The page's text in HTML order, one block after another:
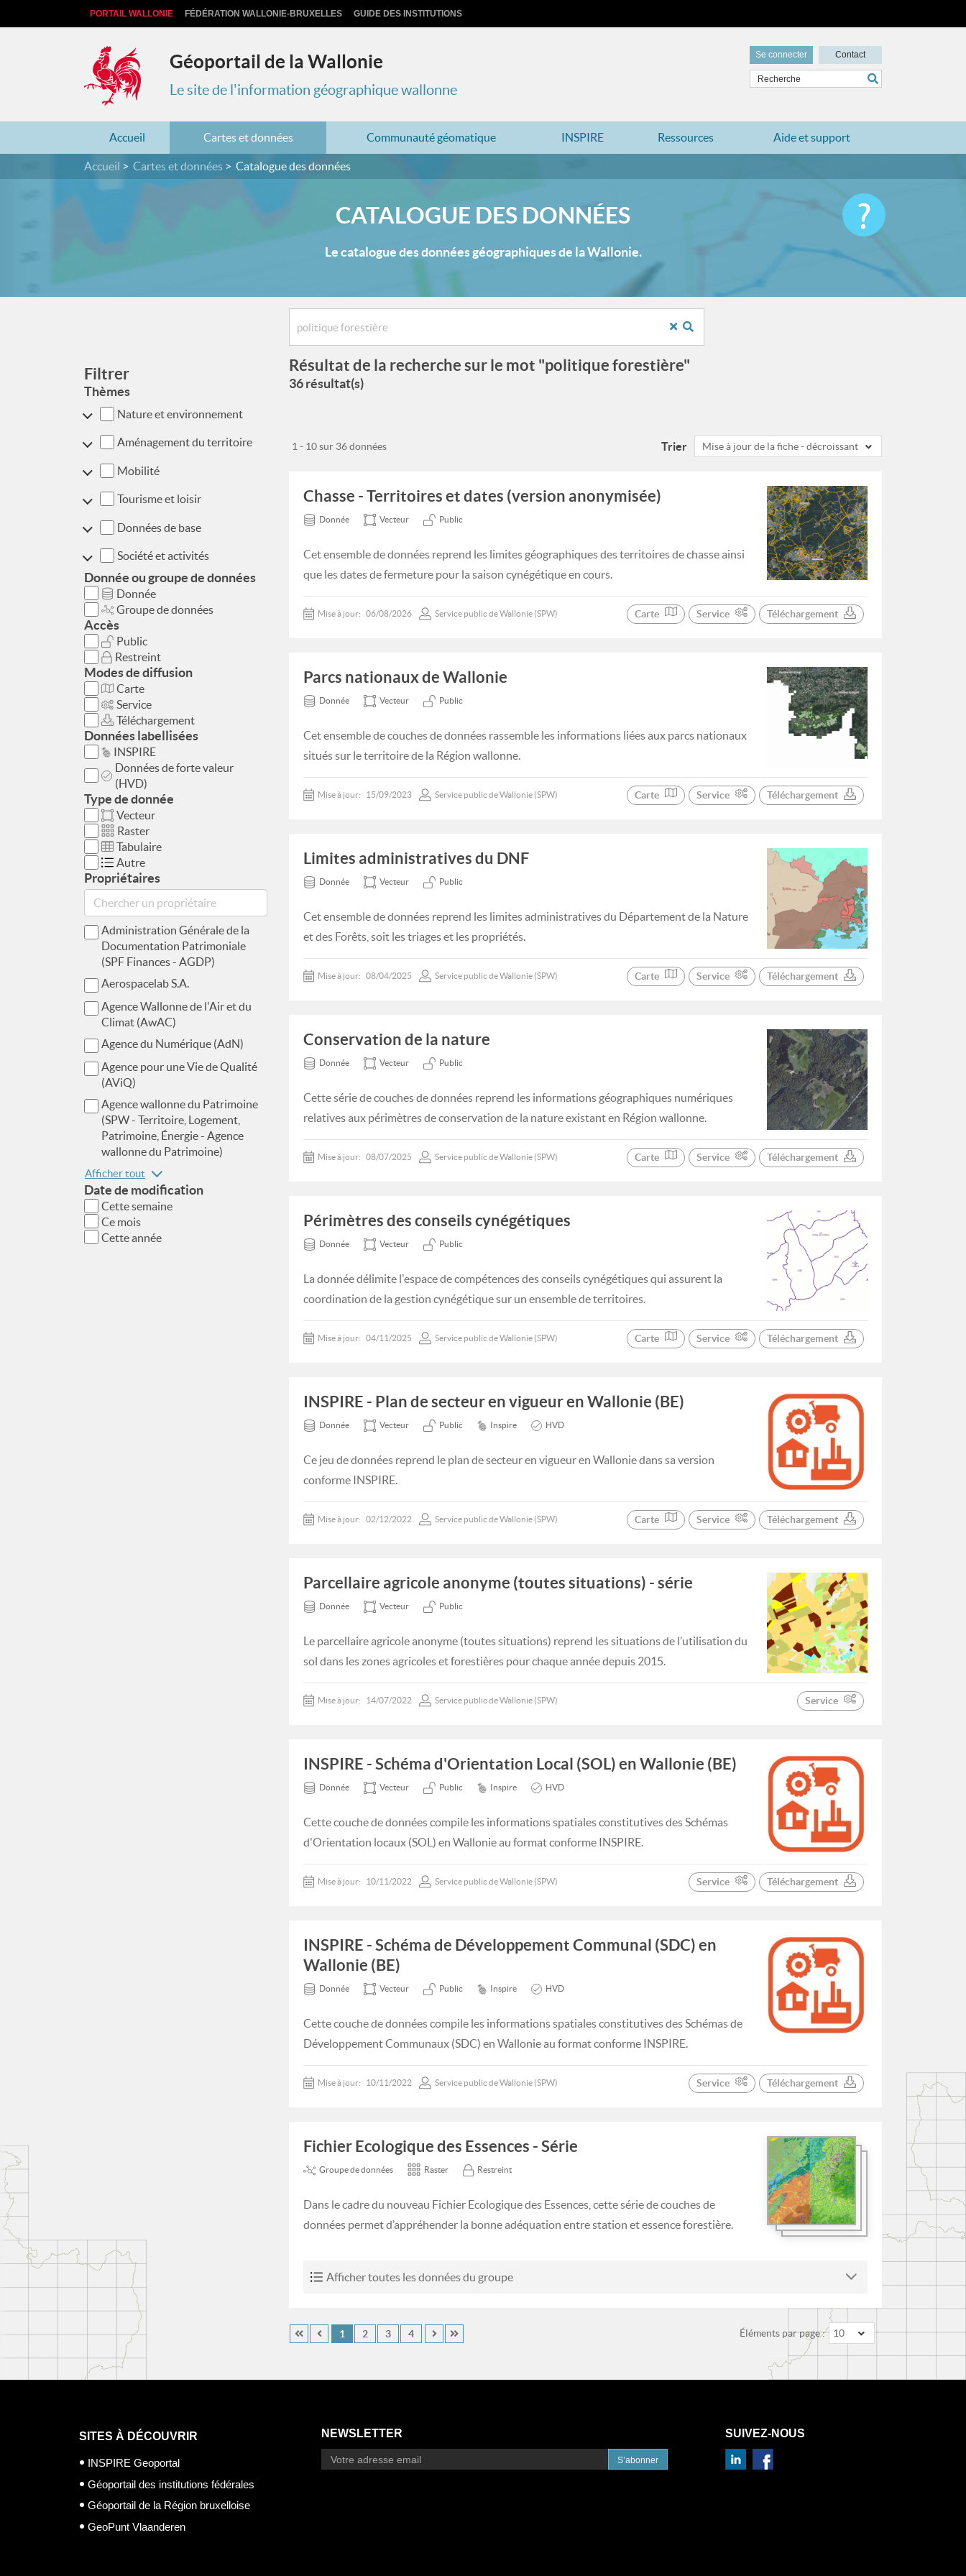
PORTAIL WALLONIE FÉDÉRATION WALLONIE-BRUXELLES GUIDE DES INSTITUTIONS
Géoportail de la Wallonie
Le site de l'information géographique wallonne
Se connecter Contact
Accueil Cartes et données Communauté géomatique INSPIRE Ressources Aide et support
Accueil Cartes et données Catalogue des données
CATALOGUE DES DONNÉES
Le catalogue des données géographiques de la Wallonie.
Filtrer
Thèmes
Nature et environnement
Aménagement du territoire
Mobilité
Tourisme et loisir
Données de base
Société et activités
Donnée ou groupe de données
Donnée
Groupe de données
Accès
Public
Restreint
Modes de diffusion
Carte
Service
Téléchargement
Données labellisées
INSPIRE
Données de forte valeur
(HVD)
Type de donnée
Vecteur
Raster
Tabulaire
Autre
Propriétaires
Administration Générale de la
Documentation Patrimoniale
(SPF Finances - AGDP)
Aerospacelab S.A.
Agence Wallonne de l'Air et du
Climat (AwAC)
Agence du Numérique (AdN)
Agence pour une Vie de Qualité
(AViQ)
Agence wallonne du Patrimoine
(SPW - Territoire, Logement,
Patrimoine, Énergie - Agence
wallonne du Patrimoine)
Afficher tout
Date de modification
Cette semaine
Ce mois
Cette année
Résultat de la recherche sur le mot "politique forestière"
36 résultat(s)
Trier Mise à jour de la fiche - décroissant
1 - 10 sur 36 données
Chasse - Territoires et dates (version anonymisée)
Donnée Vecteur Public
Cet ensemble de données reprend les limites géographiques des territoires de chasse ainsi
que les dates de fermeture pour la saison cynégétique en cours.
Mise à jour: 06/08/2026 Service public de Wallonie (SPW) Carte Service Téléchargement
Parcs nationaux de Wallonie
Donnée Vecteur Public
Cet ensemble de couches de données rassemble les informations liées aux parcs nationaux
situés sur le territoire de la Région wallonne.
Mise à jour: 15/09/2023 Service public de Wallonie (SPW) Carte Service Téléchargement
Limites administratives du DNF
Donnée Vecteur Public
Cet ensemble de données reprend les limites administratives du Département de la Nature
et des Forêts, soit les triages et les propriétés.
Mise à jour: 08/04/2025 Service public de Wallonie (SPW) Carte Service Téléchargement
Conservation de la nature
Donnée Vecteur Public
Cette série de couches de données reprend les informations géographiques numériques
relatives aux périmètres de conservation de la nature existant en Région wallonne.
Mise à jour: 08/07/2025 Service public de Wallonie (SPW) Carte Service Téléchargement
Périmètres des conseils cynégétiques
Donnée Vecteur Public
La donnée délimite l'espace de compétences des conseils cynégétiques qui assurent la
coordination de la gestion cynégétique sur un ensemble de territoires.
Mise à jour: 04/11/2025 Service public de Wallonie (SPW) Carte Service Téléchargement
INSPIRE - Plan de secteur en vigueur en Wallonie (BE)
Donnée Vecteur Public Inspire HVD
Ce jeu de données reprend le plan de secteur en vigueur en Wallonie dans sa version
conforme INSPIRE.
Mise à jour: 02/12/2022 Service public de Wallonie (SPW) Carte Service Téléchargement
Parcellaire agricole anonyme (toutes situations) - série
Donnée Vecteur Public
Le parcellaire agricole anonyme (toutes situations) reprend les situations de l’utilisation du
sol dans les zones agricoles et forestières pour chaque année depuis 2015.
Mise à jour: 14/07/2022 Service public de Wallonie (SPW) Service
INSPIRE - Schéma d'Orientation Local (SOL) en Wallonie (BE)
Donnée Vecteur Public Inspire HVD
Cette couche de données compile les informations spatiales constitutives des Schémas
d'Orientation locaux (SOL) en Wallonie au format conforme INSPIRE.
Mise à jour: 10/11/2022 Service public de Wallonie (SPW) Service Téléchargement
INSPIRE - Schéma de Développement Communal (SDC) en
Wallonie (BE)
Donnée Vecteur Public Inspire HVD
Cette couche de données compile les informations spatiales constitutives des Schémas de
Développement Communaux (SDC) en Wallonie au format conforme INSPIRE.
Mise à jour: 10/11/2022 Service public de Wallonie (SPW) Service Téléchargement
Fichier Ecologique des Essences - Série
Groupe de données Raster Restreint
Dans le cadre du nouveau Fichier Ecologique des Essences, cette série de couches de
données permet d’appréhender la bonne adéquation entre station et essence forestière.
Afficher toutes les données du groupe
Éléments par page : 10
1 2 3 4
SITES À DÉCOUVRIR
INSPIRE Geoportal
Géoportail des institutions fédérales
Géoportail de la Région bruxelloise
GeoPunt Vlaanderen
NEWSLETTER
S’abonner
SUIVEZ-NOUS